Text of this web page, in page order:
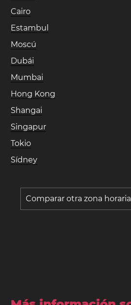
Cairo
Estambul
Moscú
Dubái
Mumbai
Hong Kong
Shangai
Singapur
Tokio
Sídney
Comparar otra zona